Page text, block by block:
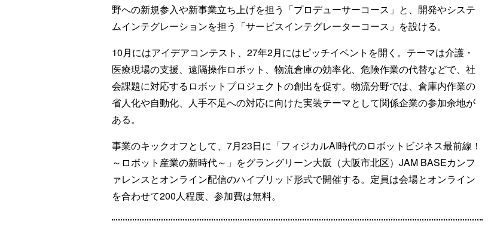
野への新規参入や新事業立ち上げを担う「プロデューサーコース」と、開発やシステ
ムインテグレーションを担う「サービスインテグレーターコース」を設ける。
10月にはアイデアコンテスト、27年2月にはピッチイベントを開く。テーマは介護・
医療現場の支援、遠隔操作ロボット、物流倉庫の効率化、危険作業の代替などで、社
会課題に対応するロボットプロジェクトの創出を促す。物流分野では、倉庫内作業の
省人化や自動化、人手不足への対応に向けた実装テーマとして関係企業の参加余地が
ある。
事業のキックオフとして、7月23日に「フィジカルAI時代のロボットビジネス最前線！
～ロボット産業の新時代～」をグラングリーン大阪（大阪市北区）JAM BASEカンフ
ァレンスとオンライン配信のハイブリッド形式で開催する。定員は会場とオンライン
を合わせて200人程度、参加費は無料。